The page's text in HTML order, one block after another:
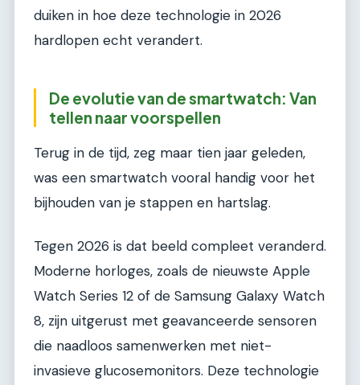
duiken in hoe deze technologie in 2026
hardlopen echt verandert.
De evolutie van de smartwatch: Van
tellen naar voorspellen
Terug in de tijd, zeg maar tien jaar geleden,
was een smartwatch vooral handig voor het
bijhouden van je stappen en hartslag.
Tegen 2026 is dat beeld compleet veranderd.
Moderne horloges, zoals de nieuwste Apple
Watch Series 12 of de Samsung Galaxy Watch
8, zijn uitgerust met geavanceerde sensoren
die naadloos samenwerken met niet-
invasieve glucosemonitors. Deze technologie